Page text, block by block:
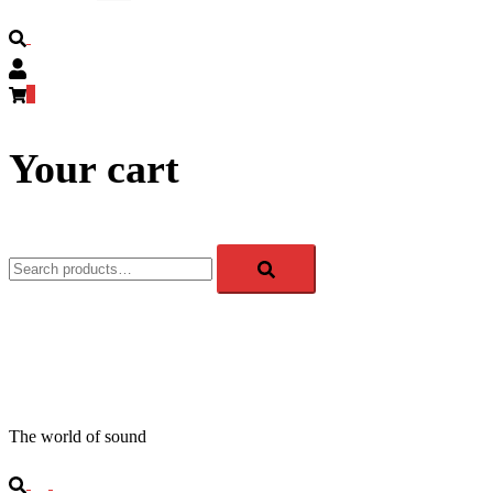
Search
Your cart
Search
for:
The world of sound
Search